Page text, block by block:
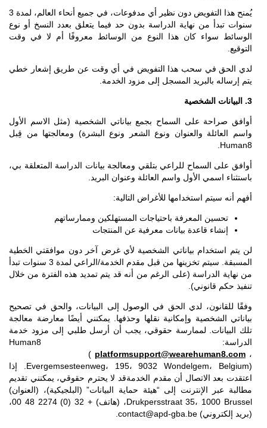
يُمنح هذا التفويض دون نظير أي مدفوعات، في جميع أنحاء العالم، لمدة 3
سنوات تبدأ من نهاية الدراسة بدون حد فيما يتعلق بعدد النسخ أو نوع
الوسائط سواء كان هذا النوع من الوسائط معروفًا أم لا في وقت
التوقيع.
لدي الحق في سحب هذا التفويض في أي وقت عن طريق إشعار خطي
يتم إرساله بالبريد المسجل إلى مزود الخدمة.
3. البيانات الشخصية
أوافق صراحة على السماح بجمع بياناتي الشخصية (مثل الاسم الأول
واسم العائلة والعنوان ونوع الشعر ونوع البشرة) ومعالجتها من قِبل
Human8.
أوافق على السماح للراعي بتلقي ومعالجة بيانات الدراسة المتعلقة بي،
باستثناء اسمي الأول واسم العائلة وعنوان البريد.
أفهم أنه سيتم استخدامها للأغراض التالية:
تحسين المعرفة باحتياجات المستهلكين وممارساتهم
إنشاء قاعدة بيانات معرفية عن المنتجات
لن يتم استخدام بياناتي الشخصية لأي غرض آخر دون موافقتي الخطية
المسبقة. سيتم تخزينها من قبل مقدم الخدمة/الراعي لمدة 3 سنوات تبدأ
من نهاية الدراسة (على الرغم من أنه قد يتم تمديد هذه الفترة من خلال
تنفيذ حكم قانوني).
وفقًا للقانون، لدي الحق في الوصول إلى البيانات، والحق في تصحيح
بياناتي الشخصية وإمكانية نقلها وحذفها. يمكنني أيضًا معارضة معالجة
تلك البيانات. لممارسة حقوقي، يجب أن أرسل طلبي إلى مزود خدمة
الدراسة: Human8
( platformsupport@wearehuman8.com ،
Evergemsesteenweg، 195، 9032 Wondelgem، Belgium). إذا
اعتقدت بعد الاتصال أن مقدم الخدمةقد لا يحترم حقوقي، يمكنني تقديم
مطالبة عبر الإنترنت إلى “هيئة حماية البيانات” (البلجيكية)، (العنوان)
Drukpersstraat 35، 1000 Brussel، (هاتف) + 32 (0) 2274 48 00،
(بريد إلكتروني) contact@apd-gba.be.